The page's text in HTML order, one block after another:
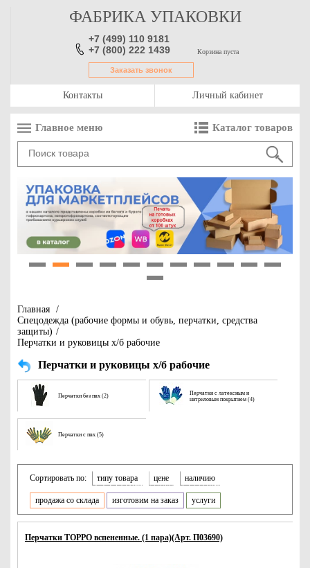
ФАБРИКА УПАКОВКИ
+7 (499) 110 9181
+7 (800) 222 1439
Заказать звонок
Корзина пуста
Контакты Личный кабинет
Главное меню Каталог товаров
Главная /
Спецодежда (рабочие формы и обувь, перчатки, средства
защиты) /
Перчатки и руковицы х/б рабочие
Перчатки и руковицы х/б рабочие
Перчатки без пвх (2)
Перчатки с латексным и
нитриловым покрытием (4)
Перчатки с пвх (5)
Сортировать по: типу товара цене наличию
продажа со склада изготовим на заказ услуги
Перчатки TOPPO вспененные. (1 пара)(Арт. П03690)